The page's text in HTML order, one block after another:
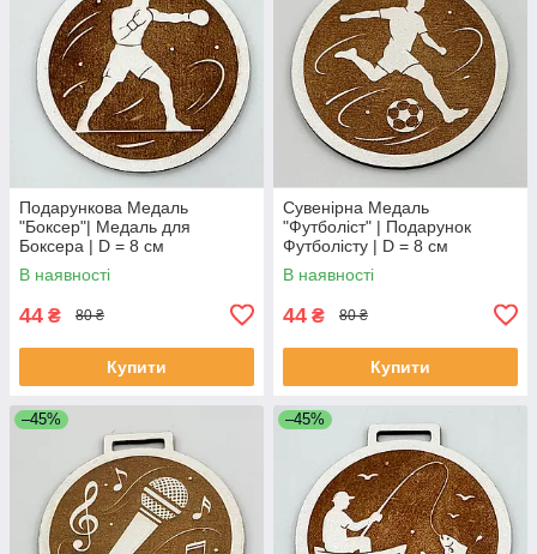
Подарункова Медаль
"Боксер"| Медаль для
Боксера | D = 8 см
В наявності
44 ₴ 80 ₴
Купити
Сувенірна Медаль
"Футболіст" | Подарунок
Футболісту | D = 8 см
В наявності
44 ₴ 80 ₴
Купити
–45% –45%